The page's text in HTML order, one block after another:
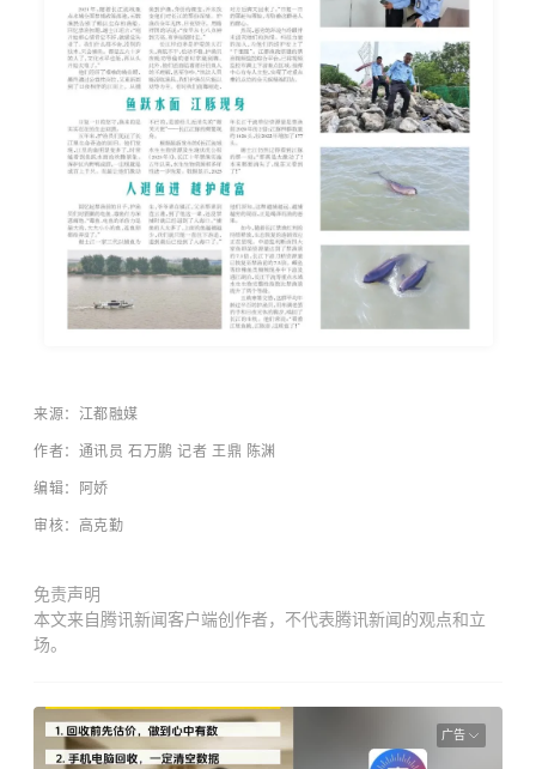
来源：江都融媒
作者： 通讯员 石万鹏 记者 王鼎 陈渊
编辑：阿娇
审核：高克勤
免责声明
本文来自腾讯新闻客户端创作者，不代表腾讯新闻的观点和立
场。
广告